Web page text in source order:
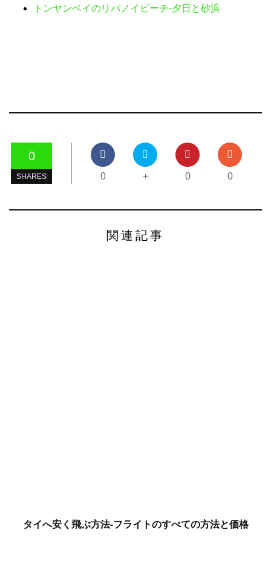
トンヤンベイのリパノイビーチ-夕日と砂浜
0
SHARES 0 + 0 0
関連記事
タイへ安く飛ぶ方法-フライトのすべての方法と価格